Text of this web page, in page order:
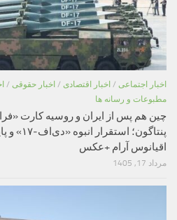
اخبار اجتماعی / اخبار اقتصادی / اخبار حقوقی /
مطبوعات و رسانه ها
چین هم پس از ایران و روسیه کارت
پنتاگون؛
اقیانوس آرام +عکس
مرداد 17, 1405